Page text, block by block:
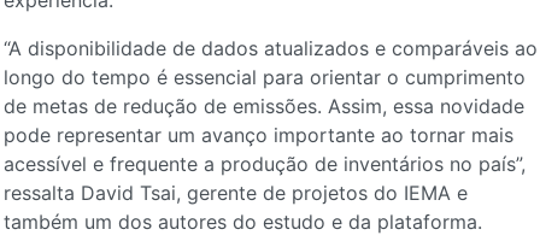
“A disponibilidade de dados atualizados e comparáveis ao
longo do tempo é essencial para orientar o cumprimento
de metas de redução de emissões. Assim, essa novidade
pode representar um avanço importante ao tornar mais
acessível e frequente a produção de inventários no país”,
ressalta David Tsai, gerente de projetos do IEMA e
também um dos autores do estudo e da plataforma.